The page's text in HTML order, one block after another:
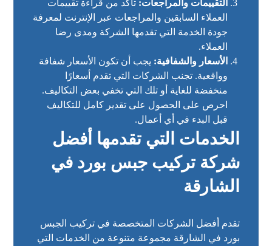
التقييمات والمراجعات: تأكد من قراءة تقييمات
العملاء السابقين والمراجعات عبر الإنترنت لمعرفة
جودة الخدمة التي تقدمها الشركة ومدى رضا
العملاء.
الأسعار والشفافية: يجب أن تكون الأسعار شفافة
وواقعية. تجنب الشركات التي تقدم أسعارًا
منخفضة للغاية أو تلك التي تخفي بعض التكاليف.
احرص على الحصول على تقدير كامل للتكاليف
قبل البدء في أي أعمال.
الخدمات التي تقدمها أفضل
شركة تركيب جبس بورد في
الشارقة
تقدم أفضل الشركات المتخصصة في تركيب الجبس
بورد في الشارقة مجموعة متنوعة من الخدمات التي